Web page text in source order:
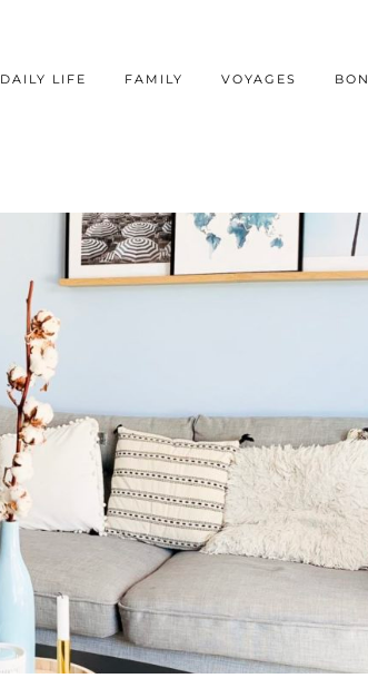
DAILY LIFE FAMILY VOYAGES